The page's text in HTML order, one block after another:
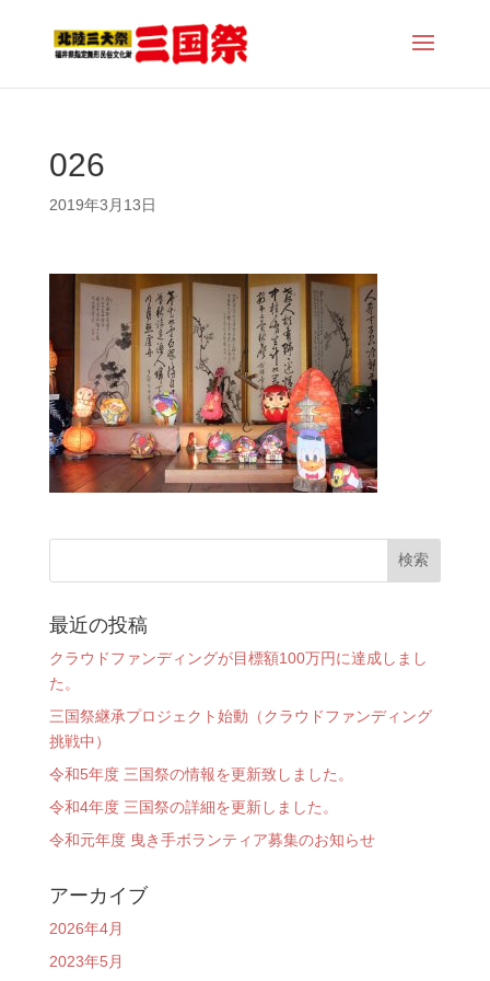
026
2019年3月13日
最近の投稿
クラウドファンディングが目標額100万円に達成しまし
た。
三国祭継承プロジェクト始動（クラウドファンディング
挑戦中）
令和5年度 三国祭の情報を更新致しました。
令和4年度 三国祭の詳細を更新しました。
令和元年度 曳き手ボランティア募集のお知らせ
アーカイブ
2026年4月
2023年5月